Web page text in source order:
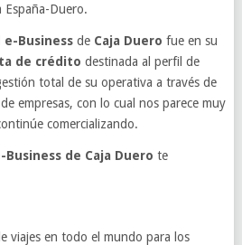
España-Duero.
BusinessdeCaja Duero fue en su
de crédito destinada al perfil de
total de su operativa a través de
empresas, con lo cual nos parece muy
comercializando.
de Caja Duero te
viajes en todo el mundo para los